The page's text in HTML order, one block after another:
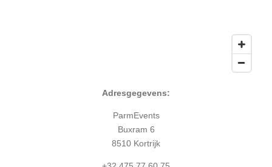
Adresgegevens:
ParmEvents
Buxram 6
8510 Kortrijk